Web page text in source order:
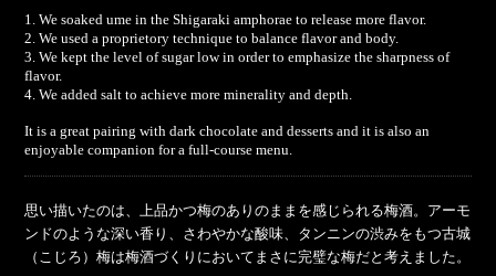
1. We soaked ume in the Shigaraki amphorae to release more flavor.
2. We used a proprietory technique to balance flavor and body.
3. We kept the level of sugar low in order to emphasize the sharpness of
flavor.
4. We added salt to achieve more minerality and depth.
It is a great pairing with dark chocolate and desserts and it is also an
enjoyable companion for a full-course menu.
思い描いたのは、上品かつ梅のありのままを感じられる梅酒。アーモ
ンドのような深い香り、さわやかな酸味、タンニンの渋みをもつ古城
（こじろ）梅は梅酒づくりにおいてまさに完璧な梅だと考えました。